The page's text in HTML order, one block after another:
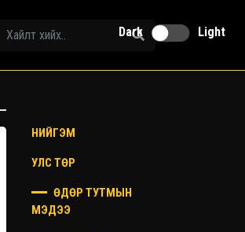
Dark Light
НИЙГЭМ
УЛС ТӨР
ӨДӨР ТУТМЫН
МЭДЭЭ